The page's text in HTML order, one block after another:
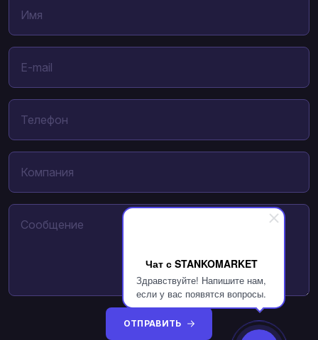
Чат с STANKOMARKET
Здравствуйте! Напишите нам,
если у вас появятся вопросы.
ОТПРАВИТЬ